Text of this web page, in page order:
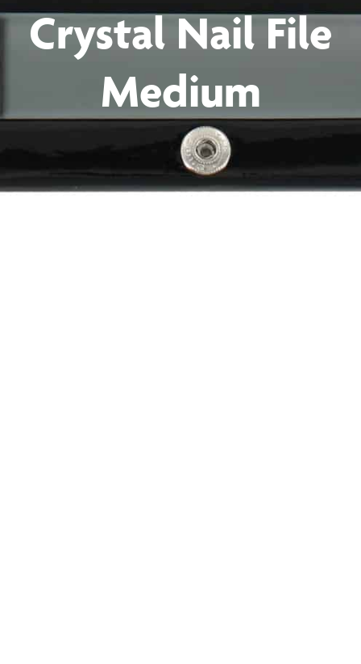
Crystal Nail File
Medium